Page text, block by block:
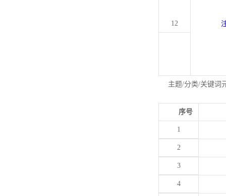
12
主题/分类/关键词
序号
1
2
3
4